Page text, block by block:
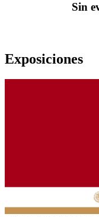
Sin
Exposiciones